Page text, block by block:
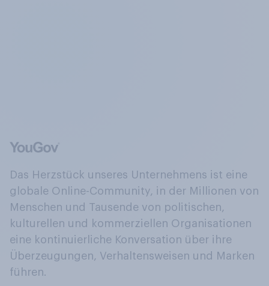
Das Herzstück unseres Unternehmens ist eine
globale Online-Community, in der Millionen von
Menschen und Tausende von politischen,
kulturellen und kommerziellen Organisationen
eine kontinuierliche Konversation über ihre
Überzeugungen, Verhaltensweisen und Marken
führen.